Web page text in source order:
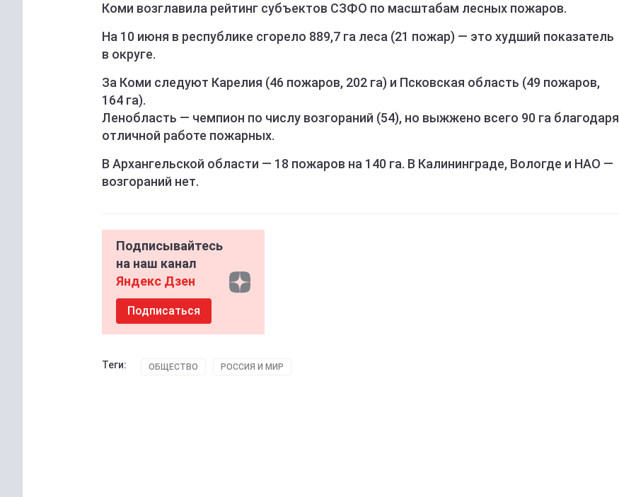
Коми возглавила рейтинг субъектов СЗФО по масштабам лесных пожаров.
На 10 июня в республике сгорело 889,7 га леса (21 пожар) — это худший показатель
в округе.
За Коми следуют Карелия (46 пожаров, 202 га) и Псковская область (49 пожаров,
164 га).
Ленобласть — чемпион по числу возгораний (54), но выжжено всего 90 га благодаря
отличной работе пожарных.
В Архангельской области — 18 пожаров на 140 га. В Калининграде, Вологде и НАО —
возгораний нет.
Подписывайтесь
на наш канал
Яндекс Дзен
Подписаться
Теги: ОБЩЕСТВО РОССИЯ И МИР